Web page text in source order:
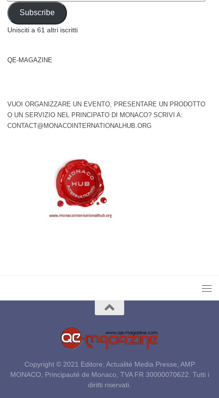
Address
Subscribe
Unisciti a 61 altri iscritti
QE-MAGAZINE
VUOI ORGANIZZARE UN EVENTO, PRESENTARE UN PRODOTTO
O UN SERVIZIO NEL PRINCIPATO DI MONACO? SCRIVI A:
CONTACT@MONACOINTERNATIONALHUB.ORG
Copyright © 2021 Editore: Actualité Media Presse, AMP
MONACO, Principauté de Monaco, TVA FR 30000070622. Tutti i
diritti riservati.